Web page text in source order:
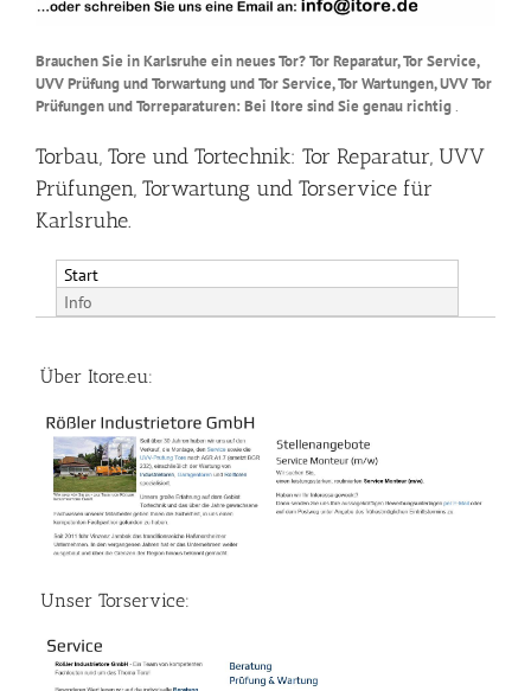
Brauchen Sie in Karlsruhe ein neues Tor? Tor Reparatur, Tor Service,
UVV Prüfung und Torwartung und Tor Service, Tor Wartungen, UVV Tor
Prüfungen und Torreparaturen: Bei Itore sind Sie genau richtig.
Torbau, Tore und Tortechnik: Tor Reparatur, UVV
Prüfungen, Torwartung und Torservice für
Karlsruhe.
Start
Info
Über Itore.eu:
Unser Torservice: